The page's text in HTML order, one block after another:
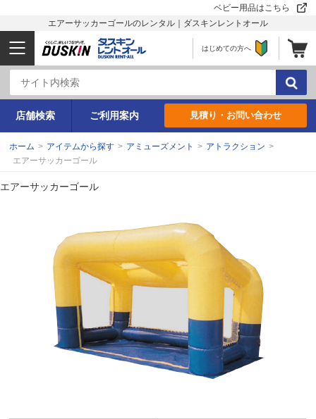
ベビー用品はこちら
エアーサッカーゴールのレンタル｜ダスキンレントオール
はじめての方へ
店舗検索 ご利用案内 見積り・お問い合わせ
ホーム > アイテムから探す > アミューズメント > アトラクション >
エアーサッカーゴール
エアーサッカーゴール